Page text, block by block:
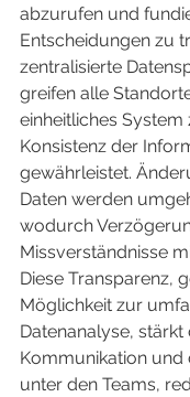
abzurufen und
Entscheidungen zu
zentralisierte
greifen alle
einheitliches System
Konsistenz der
gewährleistet.
Daten werden
wodurch
Missverständnisse
Diese Transparenz,
Möglichkeit zur
Datenanalyse, stärkt
Kommunikation und
unter den Teams,